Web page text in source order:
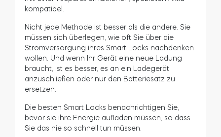
beeinflusst, wie oft Sie darüber nachdenken
Getestete Schlösser verwenden entweder
wiederaufladbare Akkus, die etwa 12 Monate
funktionieren, oder austauschbare Batterien.
Nuki und Yale, die mit Standard-AA-Batterien
betrieben werden, funktionieren etwa 6 Monate
lang. Danalock, das mit weniger verbreiteten,
betrieben wird, kann über ein Jahr lang
funktionieren.